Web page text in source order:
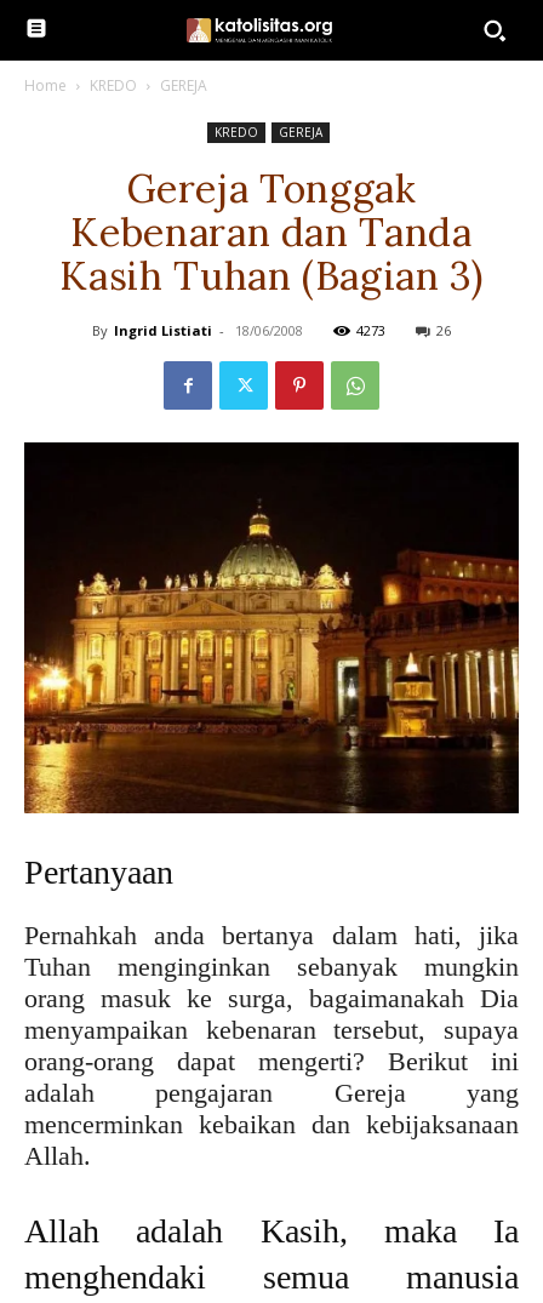
Home KREDO GEREJA
KREDO GEREJA
Gereja Tonggak
Kebenaran dan Tanda
Kasih Tuhan (Bagian 3)
By Ingrid Listiati - 18/06/2008 4273 26
Pertanyaan
Pernahkah anda bertanya dalam hati, jika
Tuhan menginginkan sebanyak mungkin
orang masuk ke surga, bagaimanakah Dia
menyampaikan kebenaran tersebut, supaya
orang-orang dapat mengerti? Berikut ini
adalah pengajaran Gereja yang
mencerminkan kebaikan dan kebijaksanaan
Allah.
Allah adalah Kasih, maka Ia
menghendaki semua manusia